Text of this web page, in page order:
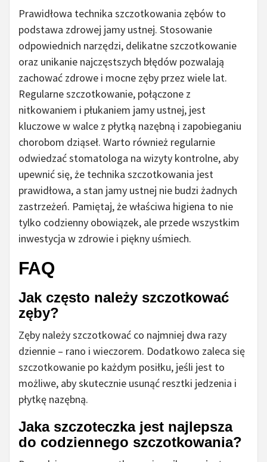
Prawidłowa technika szczotkowania zębów to
podstawa zdrowej jamy ustnej. Stosowanie
odpowiednich narzędzi, delikatne szczotkowanie
oraz unikanie najczęstszych błędów pozwalają
zachować zdrowe i mocne zęby przez wiele lat.
Regularne szczotkowanie, połączone z
nitkowaniem i płukaniem jamy ustnej, jest
kluczowe w walce z płytką nazębną i zapobieganiu
chorobom dziąseł. Warto również regularnie
odwiedzać stomatologa na wizyty kontrolne, aby
upewnić się, że technika szczotkowania jest
prawidłowa, a stan jamy ustnej nie budzi żadnych
zastrzeżeń. Pamiętaj, że właściwa higiena to nie
tylko codzienny obowiązek, ale przede wszystkim
inwestycja w zdrowie i piękny uśmiech.
FAQ
Jak często należy szczotkować
zęby?
Zęby należy szczotkować co najmniej dwa razy
dziennie – rano i wieczorem. Dodatkowo zaleca się
szczotkowanie po każdym posiłku, jeśli jest to
możliwe, aby skutecznie usunąć resztki jedzenia i
płytkę nazębną.
Jaka szczoteczka jest najlepsza
do codziennego szczotkowania?